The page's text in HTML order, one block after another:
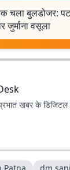
चला बुलडोजर:
जुर्माना वसूला
खबर के डिजिटल